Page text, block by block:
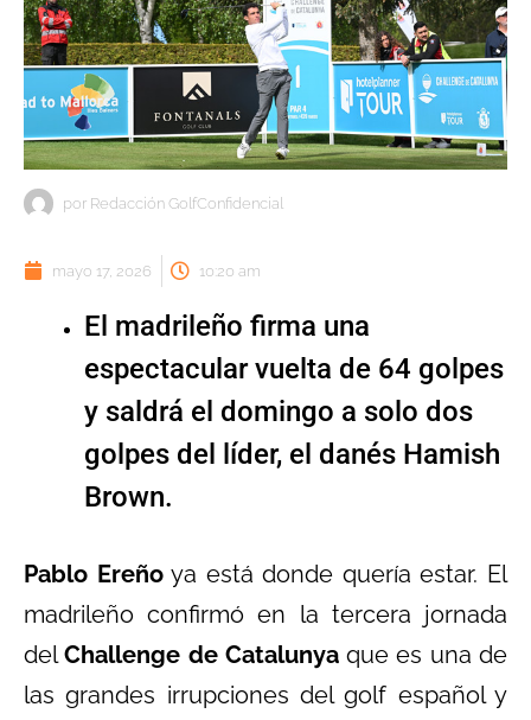
por Redacción GolfConfidencial
mayo 17, 2026 10:20 am
El madrileño firma una
espectacular vuelta de 64 golpes
y saldrá el domingo a solo dos
golpes del líder, el danés Hamish
Brown.
Pablo Ereñoya está donde quería estar. El
madrileño confirmó en la tercera jornada
delChallenge de Catalunyaque es una de
las grandes irrupciones del golf español y